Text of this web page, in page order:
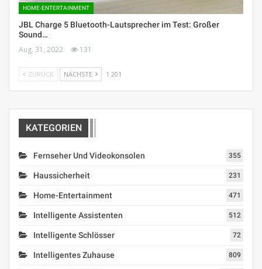
HOME-ENTERTAINMENT
JBL Charge 5 Bluetooth-Lautsprecher im Test: Großer
Sound…
Aug. 31, 2022 131
ZURÜCK NÄCHSTE 1 201
KATEGORIEN
Fernseher Und Videokonsolen 355
Haussicherheit 231
Home-Entertainment 471
Intelligente Assistenten 512
Intelligente Schlösser 72
Intelligentes Zuhause 809